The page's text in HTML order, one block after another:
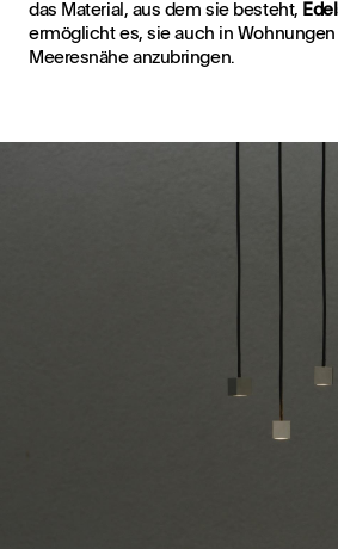
das Material, aus dem sie besteht,
ermöglicht es, sie auch in
Meeresnähe anzubringen.